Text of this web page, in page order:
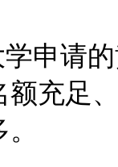
请的
额充足